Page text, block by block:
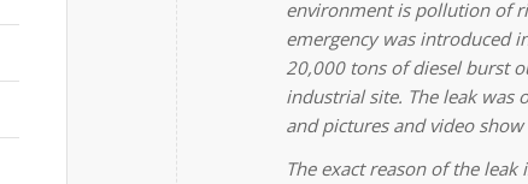
environment is pollution of
emergency was introduced
20,000 tons of diesel burst
industrial site. The leak was
and pictures and video
The exact reason of the